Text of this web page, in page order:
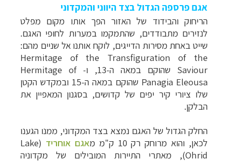
אגם פרספה הגדול בצד היווני והמקדוני
הריחוק והבידוד של האזור הפך אותו מקום מפלט
לנזירים מתבודדים, שהתמקמו במערות לחופי האגם.
שייט באחת מסירות הדייגים, לוקח אותנו אל שניים מהם:
Hermitage of the Transfiguration of the
Saviour שהוקם במאה ה-13, ו-
Hermitage of
Panagia Eleousa
שהוקם במאה ה-15 ובמקדש הקטן
שלו ציורי קיר יפים של קדושים, בסגנון המאפיין את
הבלקן.
החלק הגדול של האגם נמצא בצד המקדוני, ממנו הגענו
לכאן, והוא מרוחק רק 10 ק"מ מ
אגם אוחריד (
Lake
Ohrid), מאתרי התיירות המובילים של מקדוניה